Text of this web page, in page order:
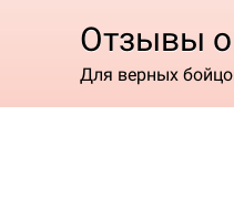
Отзывы о
Для верных